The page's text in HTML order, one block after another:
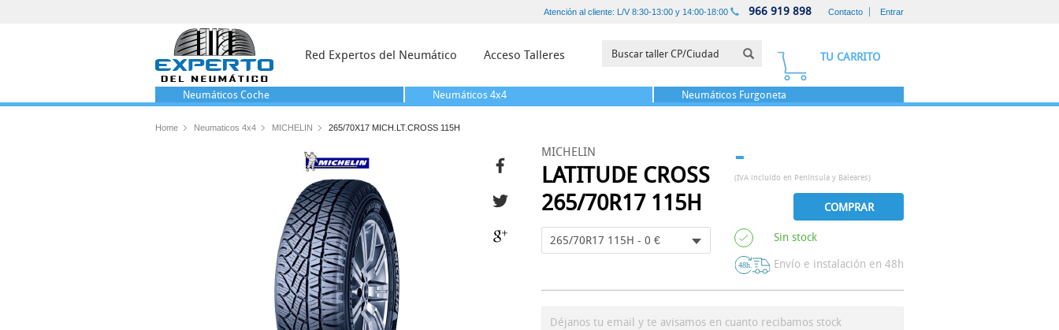
Atención al cliente: L/V 8:30-13:00 y 14:00-18:00 966 919 898 Contacto Entrar
Red Expertos del Neumático Acceso Talleres TU CARRITO
Neumáticos Coche Neumáticos 4x4 Neumáticos Furgoneta
Home Neumaticos 4x4 MICHELIN 265/70X17 MICH.LT.CROSS 115H
MICHELIN
LATITUDE CROSS
265/70R17 115H
265/70R17 115H - 0 €
-
(IVA incluído en Península y Baleares)
COMPRAR
Sin stock
Envío e instalación en 48h
Déjanos tu email y te avisamos en cuanto recibamos stock